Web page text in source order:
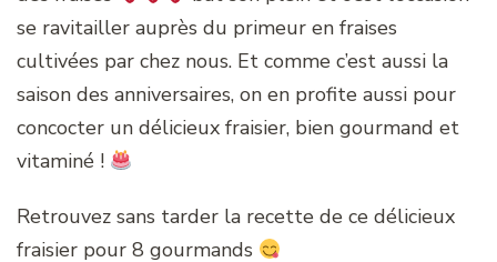
se ravitailler auprès du primeur en fraises
cultivées par chez nous. Et comme c’est aussi la
saison des anniversaires, on en profite aussi pour
concocter un délicieux fraisier, bien gourmand et
vitaminé !
Retrouvez sans tarder la recette de ce délicieux
fraisier pour 8 gourmands